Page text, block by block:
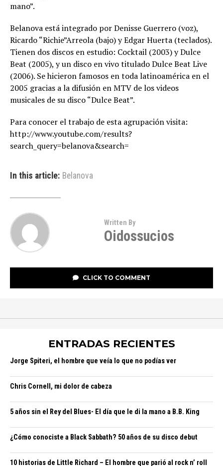
mano”.
Belanova está integrado por Denisse Guerrero (voz),
Ricardo “Richie”Arreola (bajo) y Edgar Huerta (teclados).
Tienen dos discos en estudio: Cocktail (2003) y Dulce
Beat (2005), y un disco en vivo titulado Dulce Beat Live
(2006). Se hicieron famosos en toda latinoamérica en el
2005 gracias a la difusión en MTV de los videos
musicales de su disco “Dulce Beat”.
Para conocer el trabajo de esta agrupación visita:
http://www.youtube.com/results?
search_query=belanova&search=
In this article: Belanova
Written By
Oidossucios
CLICK TO COMMENT
ENTRADAS RECIENTES
Jorge Spiteri, el hombre que veía lo que no podías ver
Chris Cornell, mi dolor de cabeza
5 años sin el Rey del Blues- El día que le di la mano a B.B. King
¿Cómo conociste a Black Sabbath? 50 años de su disco debut
10 historias de Little Richard – El hombre que parió al rock n’ roll